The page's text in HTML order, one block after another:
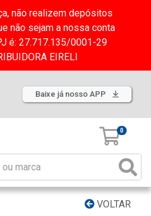
não realizem depósitos
não sejam a nossa conta
é: 27.717.135/0001-29
EIRELI
Baixe já nosso APP
0
VOLTAR